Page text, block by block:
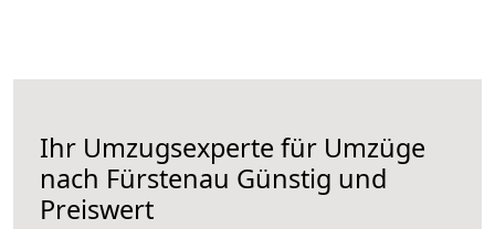
Ihr Umzugsexperte für Umzüge
nach Fürstenau Günstig und
Preiswert